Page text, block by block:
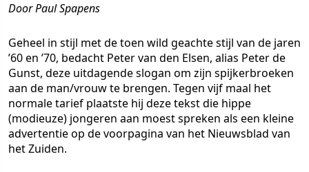
Door Paul Spapens
Geheel in stijl met de toen wild geachte stijl van de jaren
’60 en ’70, bedacht Peter van den Elsen, alias Peter de
Gunst, deze uitdagende slogan om zijn spijkerbroeken
aan de man/vrouw te brengen. Tegen vijf maal het
normale tarief plaatste hij deze tekst die hippe
(modieuze) jongeren aan moest spreken als een kleine
advertentie op de voorpagina van het Nieuwsblad van
het Zuiden.